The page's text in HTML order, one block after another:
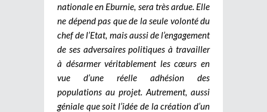
nationale en Eburnie, sera très ardue. Elle
ne dépend pas que de la seule volonté du
chef de l’Etat, mais aussi de l’engagement
de ses adversaires politiques à travailler
à désarmer véritablement les cœurs en
vue d’une réelle adhésion des
populations au projet. Autrement, aussi
géniale que soit l’idée de la création d’un